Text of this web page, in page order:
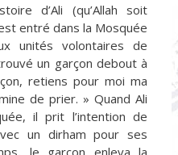
d’Ali (qu’Allah soit
entré dans la Mosquée
unités volontaires de
un garçon debout à
retiens pour moi ma
de prier. » Quand Ali
il prit l’intention de
un dirham pour ses
le garçon enleva la